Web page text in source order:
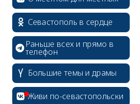
Севастополь в сердце
Раньше всех и прямо в
телефон
Большие темы и драмы
Живи по-севастопольски
erid: 2SDnjcrDNw6